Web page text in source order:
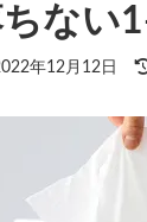
ない
年12月12日